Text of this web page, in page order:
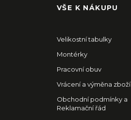
VŠE K NÁKUPU
Velikostní tabulky
Montérky
Pracovní obuv
Vrácení a výměna zboží
Obchodní podmínky a
Reklamační řád